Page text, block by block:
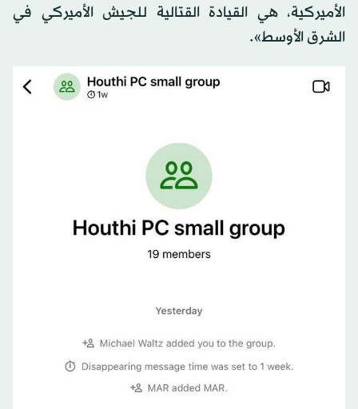
الأميركية، هي القيادة القتالية للجيش الأميركي في
الشرق الأوسط».